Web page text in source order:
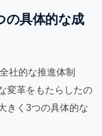
の具体的な成
社的な推進体制
変革をもたらしたの
きく3つの具体的な